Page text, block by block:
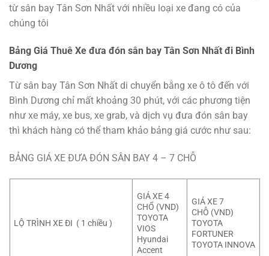
từ sân bay Tân Sơn Nhất với nhiều loại xe đang có của
chúng tôi
Bảng Giá Thuê Xe đưa đón sân bay Tân Sơn Nhất đi Bình
Dương
Từ sân bay Tân Sơn Nhất di chuyển bằng xe ô tô đến với
Bình Dương chỉ mất khoảng 30 phút, với các phương tiện
như xe máy, xe bus, xe grab, và dịch vụ đưa đón sân bay
thì khách hàng có thể tham khảo bảng giá cước như sau:
BẢNG GIÁ XE ĐƯA ĐÓN SÂN BAY 4 – 7 CHỖ
LỘ TRÌNH XE ĐI ( 1 chiều )
GIÁ XE 4
CHỔ (VND)
TOYOTA
VIOS
Hyundai
Accent
GIÁ XE 7
CHỖ (VND)
TOYOTA
FORTUNER
TOYOTA INNOVA